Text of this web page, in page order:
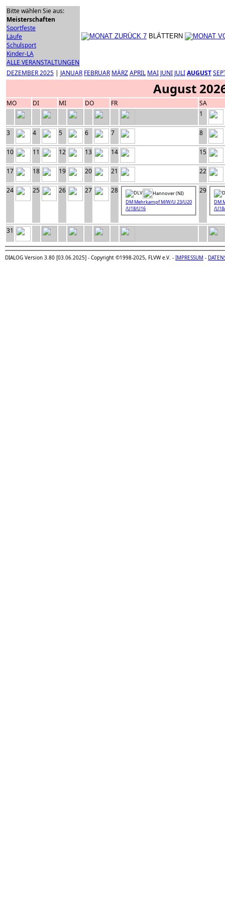
Bitte wählen Sie aus:
Meisterschaften
Sportfeste
Läufe
Schulsport
Kinder-LA
ALLE VERANSTALTUNGEN
BLÄTTERN
DEZEMBER 2025 | JANUAR FEBRUAR MÄRZAPRIL MAI JUNI JULIAUGUST
August
MO DI MI DO FR
SA
1
3 4 5 6 7 8
10 11 12 13 14 15
17 18 19 20 21 22
24 25 26 27 28
Hannover (NI)
DM Mehrkampf M/W/U 23/U20
/U18/U16
29
DM
/
31
DIALOG Version 3.80 [03.06.2025] - Copyright ©1998-2025, FLVW e.V. - IMPRESSUM -